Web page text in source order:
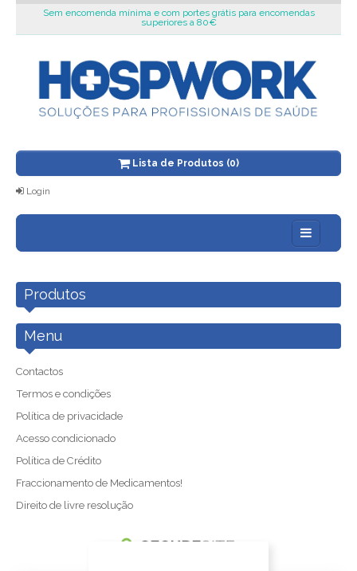
Sem encomenda mínima e com portes grátis para encomendas
superiores a 80€
Lista de Produtos (0)
Login
Blog
Produtos
Menu
Contactos
Termos e condições
Política de privacidade
Acesso condicionado
Política de Crédito
Fraccionamento de Medicamentos!
Direito de livre resolução